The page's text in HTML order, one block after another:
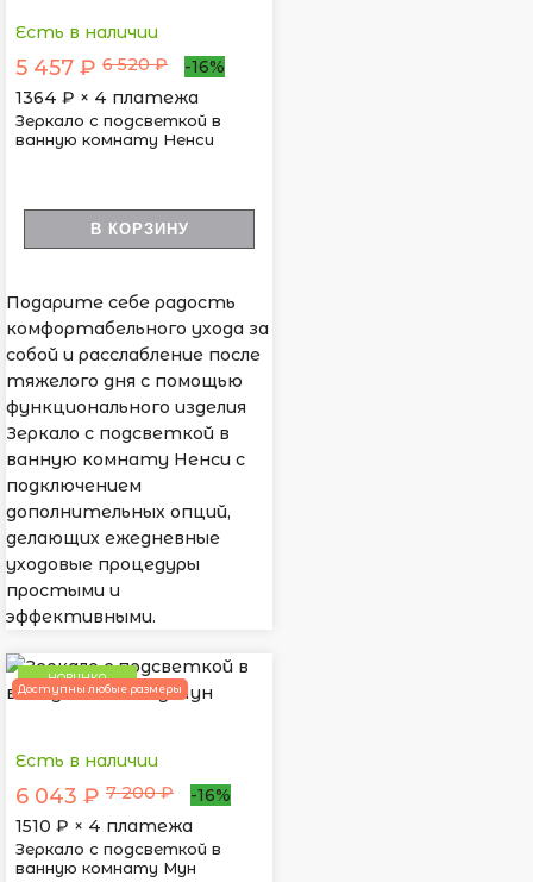
Есть в наличии
5 457 ₽ 6 520 ₽
-16%
1364 ₽ × 4 платежа
Зеркало с подсветкой в
ванную комнату Ненси
В КОРЗИНУ
Подарите себе радость
комфортабельного ухода за
собой и расслабление после
тяжелого дня с помощью
функционального изделия
Зеркало с подсветкой в
ванную комнату Ненси с
подключением
дополнительных опций,
делающих ежедневные
уходовые процедуры
простыми и
эффективными.
НОВИНКА
Доступны любые размеры
Есть в наличии
6 043 ₽ 7 200 ₽
-16%
1510 ₽ × 4 платежа
Зеркало с подсветкой в
ванную комнату Мун